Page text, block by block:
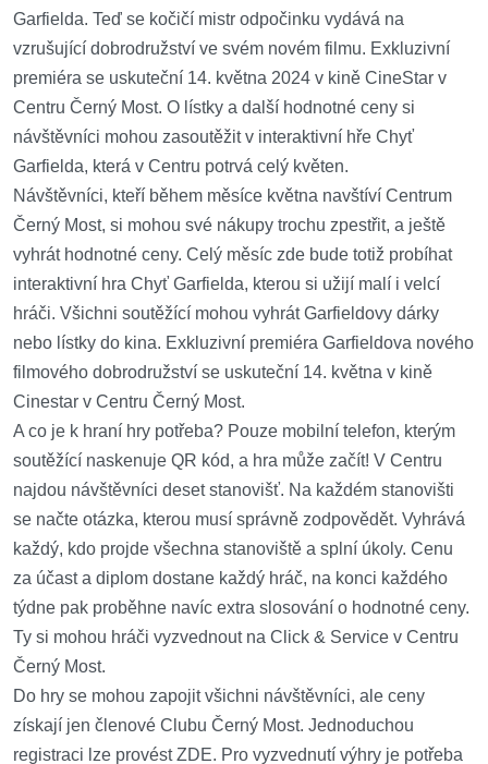
Garfielda. Teď se kočičí mistr odpočinku vydává na
vzrušující dobrodružství ve svém novém filmu. Exkluzivní
premiéra se uskuteční 14. května 2024 v kině CineStar v
Centru Černý Most. O lístky a další hodnotné ceny si
návštěvníci mohou zasoutěžit v interaktivní hře Chyť
Garfielda, která v Centru potrvá celý květen.
Návštěvníci, kteří během měsíce května navštíví Centrum
Černý Most, si mohou své nákupy trochu zpestřit, a ještě
vyhrát hodnotné ceny. Celý měsíc zde bude totiž probíhat
interaktivní hra Chyť Garfielda, kterou si užijí malí i velcí
hráči. Všichni soutěžící mohou vyhrát Garfieldovy dárky
nebo lístky do kina. Exkluzivní premiéra Garfieldova nového
filmového dobrodružství se uskuteční 14. května v kině
Cinestar v Centru Černý Most.
A co je k hraní hry potřeba? Pouze mobilní telefon, kterým
soutěžící naskenuje QR kód, a hra může začít! V Centru
najdou návštěvníci deset stanovišť. Na každém stanovišti
se načte otázka, kterou musí správně zodpovědět. Vyhrává
každý, kdo projde všechna stanoviště a splní úkoly. Cenu
za účast a diplom dostane každý hráč, na konci každého
týdne pak proběhne navíc extra slosování o hodnotné ceny.
Ty si mohou hráči vyzvednout na Click & Service v Centru
Černý Most.
Do hry se mohou zapojit všichni návštěvníci, ale ceny
získají jen členové Clubu Černý Most. Jednoduchou
registraci lze provést ZDE. Pro vyzvednutí výhry je potřeba